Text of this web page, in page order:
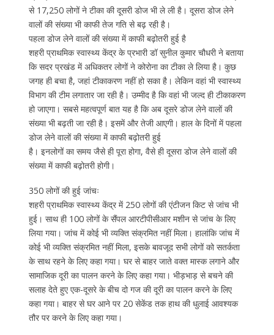
से 17,250 लोगों ने टीका की दूसरी डोज भी ले ली है। दूसरा डोज लेने
वालों की संख्या भी काफी तेज गति से बढ़ रही है।
पहला डोज लेने वालों की संख्या में काफी बढ़ोतरी हुई है
शहरी प्राथमिक स्वास्थ्य केंद्र के प्रभारी डॉ सुनील कुमार चौधरी ने बताया
कि सदर प्रखंड में अधिकतर लोगों ने कोरोना का टीका ले लिया है। कुछ
जगह ही बचा है, जहां टीकाकरण नहीं हो सका है। लेकिन वहां भी स्वास्थ्य
विभाग की टीम लगातार जा रही है। उम्मीद है कि वहां भी जल्द ही टीकाकरण
हो जाएगा। सबसे महत्वपूर्ण बात यह है कि अब दूसरे डोज लेने वालों की
संख्या भी बढ़ती जा रही है। इसमें और तेजी आएगी। हाल के दिनों में पहला
डोज लेने वालों की संख्या में काफी बढ़ोतरी हुई
है। इनलोगों का समय जैसे ही पूरा होगा, वैसे ही दूसरा डोज लेने वालों की
संख्या में काफी बढ़ोतरी होगी।
350 लोगों की हुई जांचः
शहरी प्राथमिक स्वास्थ्य केंद्र में 250 लोगों की एंटीजन किट से जांच भी
हुई। साथ ही 100 लोगों के सैंपल आरटीपीसीआर मशीन से जांच के लिए
लिया गया। जांच में कोई भी व्यक्ति संक्रमित नहीं मिला। हालांकि जांच में
कोई भी व्यक्ति संक्रमित नहीं मिला, इसके बावजूद सभी लोगों को सतर्कता
के साथ रहने के लिए कहा गया। घर से बाहर जाते वक्त मास्क लगाने और
सामाजिक दूरी का पालन करने के लिए कहा गया। भीड़भाड़ से बचने की
सलाह देते हुए एक-दूसरे के बीच दो गज की दूरी का पालन करने के लिए
कहा गया। बाहर से घर आने पर 20 सेकेंड तक हाथ की धुलाई आवश्यक
तौर पर करने के लिए कहा गया।